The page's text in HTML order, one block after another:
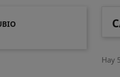
Hay